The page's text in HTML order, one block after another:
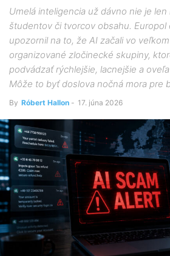
Umelá inteligencia už dávno nie je
študentov či tvorcov obsahu. Europol
upozornil na to, že AI začali vo
organizované zločinecké skupiny,
podvádzať rýchlejšie, lacnejšie a
Môže to byť doslova nočná mora pre
By Róbert Hallon - 17. júna 2026